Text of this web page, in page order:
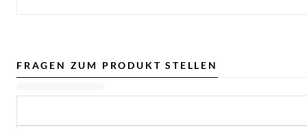
FRAGEN ZUM PRODUKT STELLEN